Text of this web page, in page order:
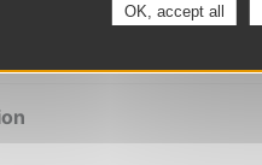
OK, accept all